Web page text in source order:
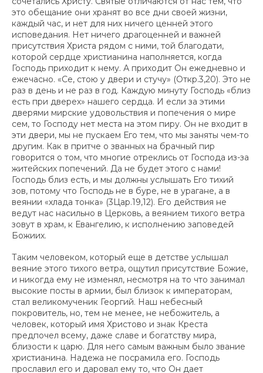
это обещание они хранят во все дни своей жизни,
каждый час, и нет для них ничего ценней этого
исповедания. Нет ничего драгоценней и важней
присутствия Христа рядом с ними, той благодати,
которой сердце христианина наполняется, когда
Господь приходит к нему. А приходит Он ежедневно и
ежечасно. «Се, стою у двери и стучу» (Откр.3,20). Это не
раз в день и не раз в год. Каждую минуту Господь «близ
есть при дверех» нашего сердца. И если за этими
дверями мирские удовольствия и попечения о мире
сем, то Господу нет места на этом пиру. Он не входит в
эти двери, мы не пускаем Его тем, что мы заняты чем-то
другим. Как в притче о званных на брачный пир
говорится о том, что многие отреклись от Господа из-за
житейских попечений. Да не будет этого с нами!
Господь близ есть, и мы должны услышать Его тихий
зов, потому что Господь не в буре, не в урагане, а в
веянии «хлада тонка» (3Цар.19,12). Его действия не
ведут нас насильно в Церковь, а веянием тихого ветра
зовут в храм, к Евангелию, к исполнению заповедей
Божиих.
Таким человеком, который еще в детстве услышал
веяние этого тихого ветра, ощутил присутствие Божие,
и никогда ему не изменял, несмотря на то что занимал
высокие посты в армии, был близок к императорам,
стал великомученик Георгий. Наш небесный
покровитель, но, тем не менее, не небожитель, а
человек, который имя Христово и знак Креста
предпочел всему, даже славе и богатству мира,
близости к царю. Для него самым важным было звание
христианина. Надежа не посрамила его. Господь
прославил его и даровал ему то, что Он дает